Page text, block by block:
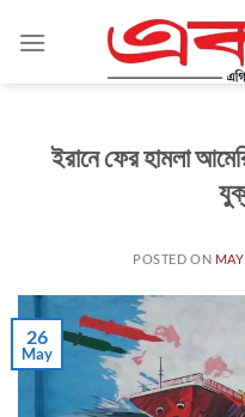
ইরানে ফের হামলা
POSTED ON
26
May